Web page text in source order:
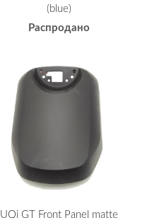
(blue)
Распродано
UQi GT Front Panel matte